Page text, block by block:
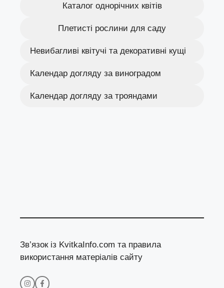
Каталог однорічних квітів
Плетисті рослини для саду
Невибагливі квітучі та декоративні кущі
Календар догляду за виноградом
Календар догляду за трояндами
Зв’язок із KvitkaInfo.com та правила
використання матеріалів сайту